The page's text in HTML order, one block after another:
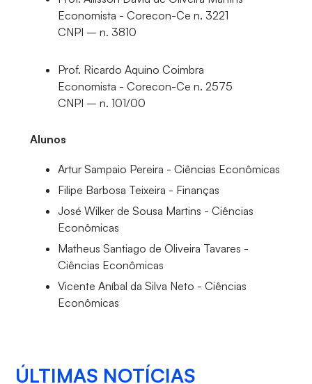
Economista - Corecon-Ce n. 3221
CNPI – n. 3810
Prof. Ricardo Aquino Coimbra
Economista - Corecon-Ce n. 2575
CNPI – n. 101/00
Alunos
Artur Sampaio Pereira - Ciências Econômicas
Filipe Barbosa Teixeira - Finanças
José Wilker de Sousa Martins - Ciências
Econômicas
Matheus Santiago de Oliveira Tavares -
Ciências Econômicas
Vicente Aníbal da Silva Neto - Ciências
Econômicas
ÚLTIMAS NOTÍCIAS